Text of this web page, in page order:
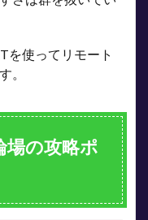
を使ってリモート
。
場の攻略ポ